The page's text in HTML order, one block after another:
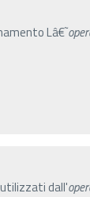
Lâ€˜
dall'